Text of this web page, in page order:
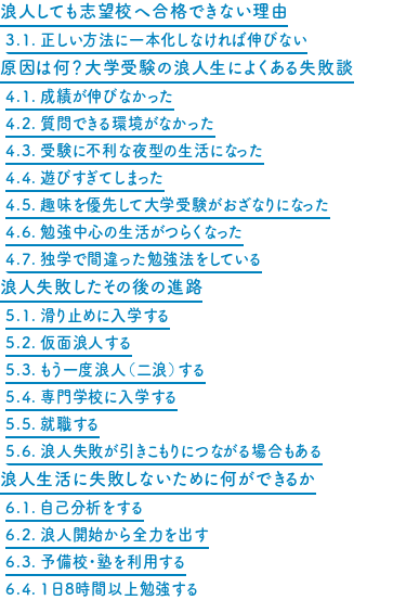
浪人しても志望校へ合格できない理由
正しい方法に一本化しなければ伸びない
原因は何？大学受験の浪人生によくある失敗談
成績が伸びなかった
質問できる環境がなかった
受験に不利な夜型の生活になった
遊びすぎてしまった
趣味を優先して大学受験がおざなりになった
勉強中心の生活がつらくなった
独学で間違った勉強法をしている
浪人失敗したその後の進路
滑り止めに入学する
仮面浪人する
もう一度浪人（二浪）する
専門学校に入学する
就職する
浪人失敗が引きこもりにつながる場合もある
浪人生活に失敗しないために何ができるか
自己分析をする
浪人開始から全力を出す
予備校・塾を利用する
1日8時間以上勉強する